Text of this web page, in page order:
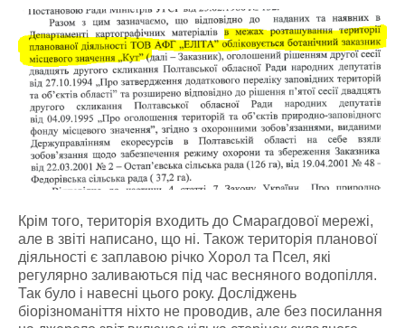
Крім того, територія входить до Смарагдової мережі,
але в звіті написано, що ні. Також територія планової
діяльності є заплавою річко Хорол та Псел, які
регулярно заливаються під час весняного водопілля.
Так було і навесні цього року. Досліджень
біорізноманіття ніхто не проводив, але без посилання